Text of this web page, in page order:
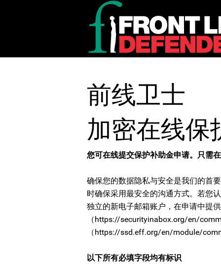
前线卫士
加密在线保
您可在线提交保护补助金申请。只需
确保您的数据隐私与安全是我们的首
时确保采用最安全的沟通方式。若您
独立的新电子邮箱账户，在申请中提
（https://securityinabox.org/en/
（https://ssd.eff.org/en/module/
以下所有必填字段均有标识